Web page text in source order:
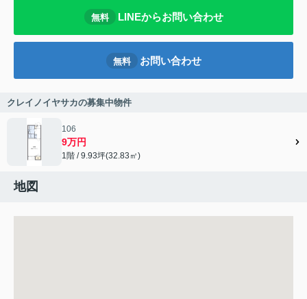
無料 LINEからお問い合わせ
無料 お問い合わせ
クレイノイヤサカの募集中物件
106
9万円
1階 / 9.93坪(32.83㎡)
地図